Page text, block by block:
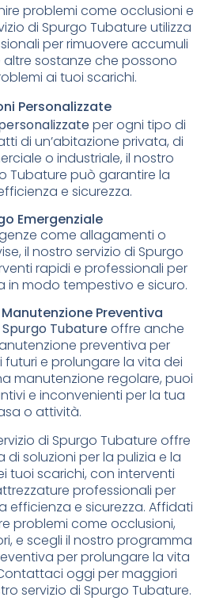
problemi come occlusioni e
di Spurgo Tubature utilizza
per rimuovere accumuli
altre sostanze che possono
ai tuoi scarichi.
Personalizzate
per ogni tipo di
di un’abitazione privata, di
o industriale, il nostro
Tubature può garantire la
e sicurezza.
Emergenziale
come allagamenti o
il nostro servizio di Spurgo
rapidi e professionali per
in modo tempestivo e sicuro.
Preventiva
Tubatureoffre anche
preventiva per
futuri e prolungare la vita dei
manutenzione regolare, puoi
e inconvenienti per la tua
o attività.
di Spurgo Tubature offre
soluzioni per la pulizia e la
tuoi scarichi, con interventi
professionali per
efficienza e sicurezza. Affidati
problemi come occlusioni,
e scegli il nostro programma
per prolungare la vita
oggi per maggiori
servizio di Spurgo Tubature.